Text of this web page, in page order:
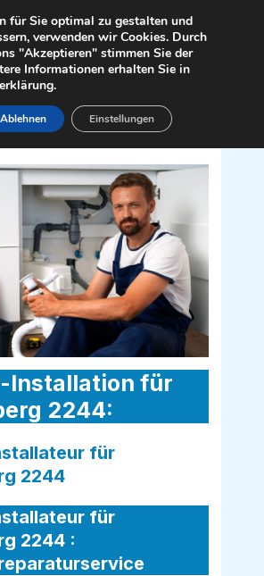
für Spannberg
Installation für
2244:
für
2244
für
2244 :
für Sie optimal zu gestalten und
verwenden wir Cookies. Durch
"Akzeptieren" stimmen Sie der
Informationen erhalten Sie in
Ablehnen Einstellungen